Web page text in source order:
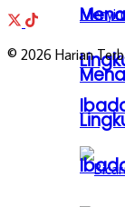
© 2026 Harian